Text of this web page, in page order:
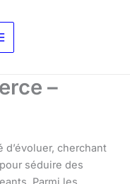
–
d’évoluer, cherchant
séduire des